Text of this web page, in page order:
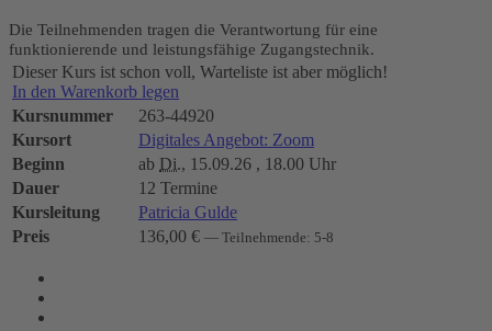
Die Teilnehmenden tragen die Verantwortung für eine
funktionierende und leistungsfähige Zugangstechnik.
Dieser Kurs ist schon voll, Warteliste ist aber möglich!
In den Warenkorb legen
Kursnummer
263-44920
Kursort
Digitales Angebot: Zoom
Beginn
ab Di., 15.09.26 , 18.00 Uhr
Dauer
12 Termine
Kursleitung
Patricia Gulde
Preis
136,00 € — Teilnehmende: 5-8